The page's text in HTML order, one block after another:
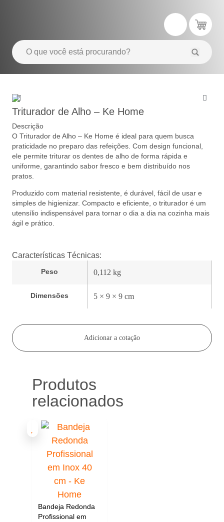
Triturador de Alho – Ke Home
Descrição
O Triturador de Alho – Ke Home é ideal para quem busca
praticidade no preparo das refeições. Com design funcional,
ele permite triturar os dentes de alho de forma rápida e
uniforme, garantindo sabor fresco e bem distribuído nos
pratos.
Produzido com material resistente, é durável, fácil de usar e
simples de higienizar. Compacto e eficiente, o triturador é um
utensílio indispensável para tornar o dia a dia na cozinha mais
ágil e prático.
Características Técnicas:
Peso 0,112 kg
Dimensões 5 × 9 × 9 cm
Adicionar a cotação
Produtos
relacionados
Bandeja Redonda
Profissional em